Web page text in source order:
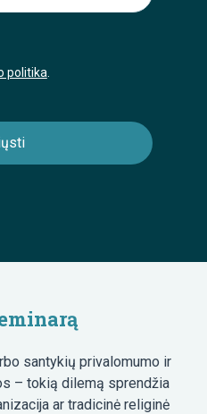
politika
santykių privalomumo ir
– tokią dilemą sprendžia
ar tradicinė religinė